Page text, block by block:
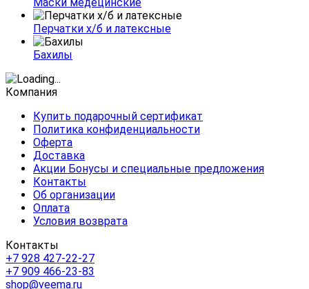
Перчатки х/б и латексные
Бахилы
Компания
Купить подарочный сертификат
Политика конфиденциальности
Оферта
Доставка
Акции Бонусы и специальные предложения
Контакты
Об организации
Оплата
Условия возврата
Контакты
+7 928 427-22-27
+7 909 466-23-83
shop@veema.ru